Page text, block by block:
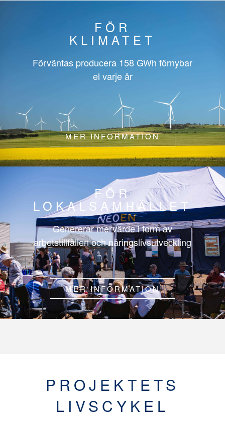
FÖR
KLIMATET
Förväntas producera 158 GWh förnybar
el varje år
MER INFORMATION
FÖR
LOKALSAMHÄLLET
Genererar mervärde i form av
arbetstillfällen och näringslivsutveckling
MER INFORMATION
PROJEKTETS
LIVSCYKEL